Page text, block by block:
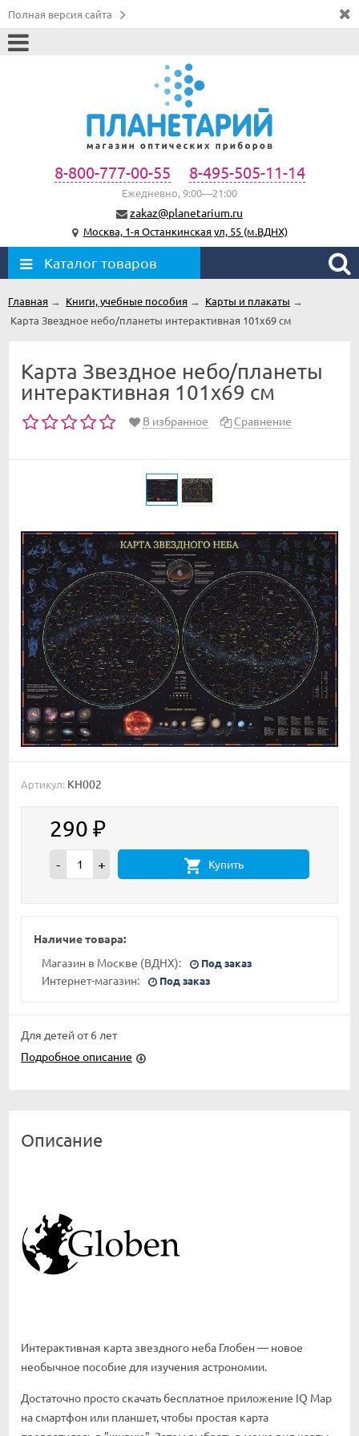
Полная версия сайта
8-800-777-00-55 8-495-505-11-14
Ежедневно, 9:00—21:00
zakaz@planetarium.ru
Москва, 1-я Останкинская ул, 55 (м.ВДНХ)
Каталог товаров
Главная → Книги, учебные пособия → Карты и плакаты →
Карта Звездное небо/планеты интерактивная 101х69 см
Карта Звездное небо/планеты
интерактивная 101х69 см
В избранное Сравнение
Артикул: КН002
290 ₽
- + Купить
Наличие товара:
Магазин в Москве (ВДНХ):
Под заказ
Интернет-магазин: Под заказ
Для детей от 6 лет
Подробное описание
Описание
Интерактивная карта звездного неба Глобен — новое
необычное пособие для изучения астрономии.
Достаточно просто скачать бесплатное приложение IQ Map
на смартфон или планшет, чтобы простая карта